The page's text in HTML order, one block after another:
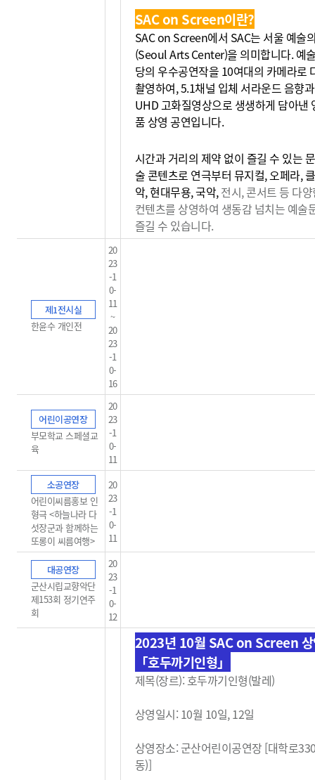
SAC on Screen이란?
SAC on Screen에서 SAC는 서울 예술
(Seoul Arts Center)을 의미합니다. 예
당의 우수공연작을 10여대의 카메라로
촬영하여, 5.1채널 입체 서라운드 음향
UHD 고화질영상으로 생생하게 담아낸
품 상영 공연입니다.
시간과 거리의 제약 없이 즐길 수 있는
술 콘텐츠로 연극부터 뮤지컬, 오페라,
악, 현대무용, 국악,전시, 콘서트 등 다
컨텐츠를 상영하여 생동감 넘치는 예술
즐길 수 있습니다.
제1전시실
한윤수 개인전
20
23
-1
0-
11
~
20
23
-1
0-
16
어린이공연장
부모학교 스페셜교
육
20
23
-1
0-
11
소공연장
어린이씨름홍보 인
형극 <하늘나라 다
섯장군과 함께하는
또롱이 씨름여행>
20
23
-1
0-
11
대공연장
군산시립교향악단
제153회 정기연주
회
20
23
-1
0-
12
2023년 10월 SAC on Screen
「호두까기인형」
제목(장르): 호두까기인형(발레)
상영일시: 10월 10일, 12일
상영장소: 군산어린이공연장 [대학로
동)]